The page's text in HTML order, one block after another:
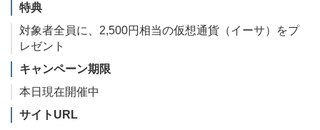
特典
対象者全員に、2,500円相当の仮想通貨（イーサ）をプ
レゼント
キャンペーン期限
本日現在開催中
サイトURL